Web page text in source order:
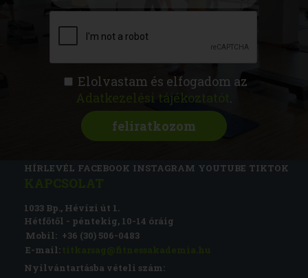
Elolvastam és elfogadom az
Adatkezelési tájékoztatót .
FITNESS AKADÉMIA
RÓLUNK MAGAZIN
CSATLAKOZZ
HÍRLEVÉL FACEBOOK INSTAGRAM YOUTUBE TIKTOK
1033 Bp., Hévízi út 1.
Hétfőtől - péntekig, 10-14 óráig
Mobil: +36 (30) 506-0483
E-mail:
Nyilvántartásba vételi szám: